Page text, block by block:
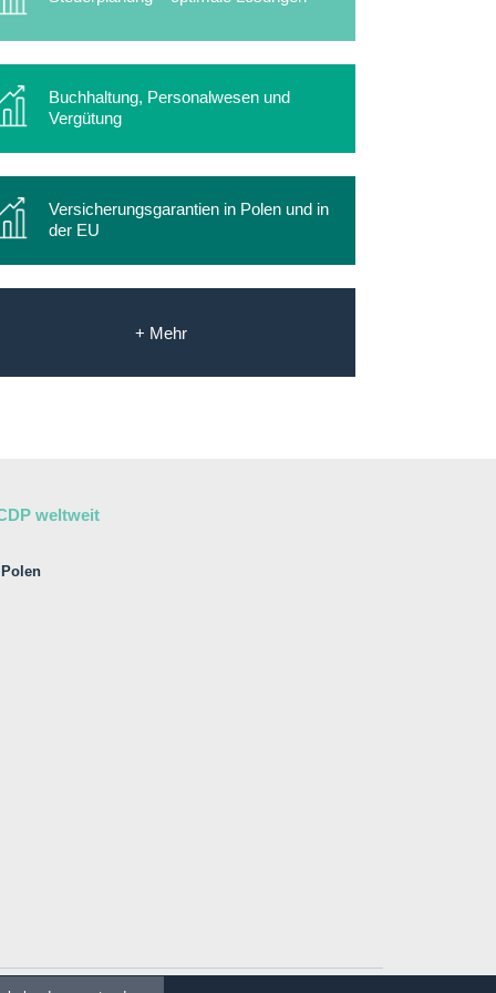
Buchhaltung, Personalwesen und
Vergütung
Versicherungsgarantien in Polen und in
der EU
+ Mehr
weltweit
Polen